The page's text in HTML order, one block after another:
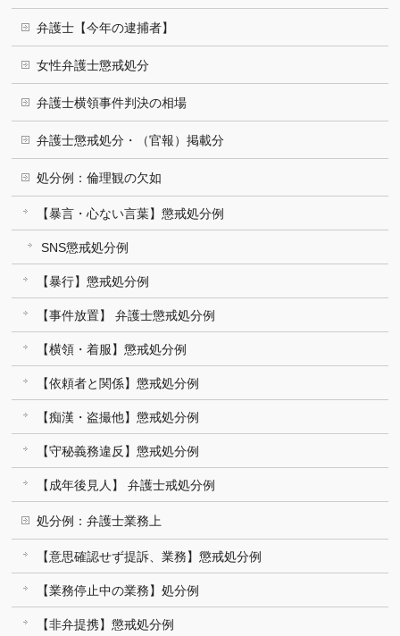
弁護士【今年の逮捕者】
女性弁護士懲戒処分
弁護士横領事件判決の相場
弁護士懲戒処分・（官報）掲載分
処分例：倫理観の欠如
【暴言・心ない言葉】懲戒処分例
SNS懲戒処分例
【暴行】懲戒処分例
【事件放置】 弁護士懲戒処分例
【横領・着服】懲戒処分例
【依頼者と関係】懲戒処分例
【痴漢・盗撮他】懲戒処分例
【守秘義務違反】懲戒処分例
【成年後見人】 弁護士戒処分例
処分例：弁護士業務上
【意思確認せず提訴、業務】懲戒処分例
【業務停止中の業務】処分例
【非弁提携】懲戒処分例